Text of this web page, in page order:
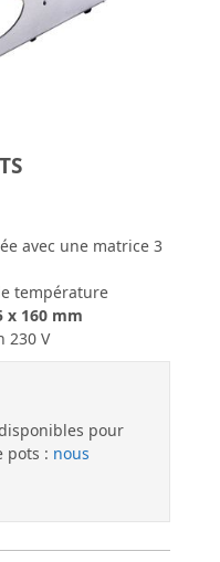
avec une matrice 3
température
x 160 mm
230 V
pour
pots : nous